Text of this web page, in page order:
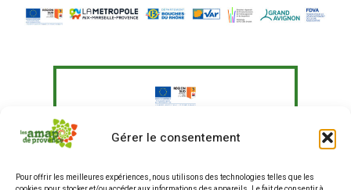
Gérer le consentement
Pour offrir les meilleures expériences, nous utilisons des technologies telles que les
Le Fonds Européen Agricole pour le
d'actions visant à "Agir pour une